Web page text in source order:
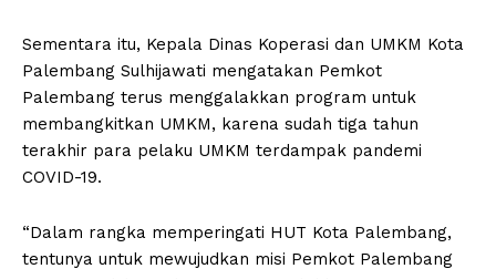
Sementara itu, Kepala Dinas Koperasi dan UMKM Kota
Palembang Sulhijawati mengatakan Pemkot
Palembang terus menggalakkan program untuk
membangkitkan UMKM, karena sudah tiga tahun
terakhir para pelaku UMKM terdampak pandemi
COVID-19.
“Dalam rangka memperingati HUT Kota Palembang,
tentunya untuk mewujudkan misi Pemkot Palembang